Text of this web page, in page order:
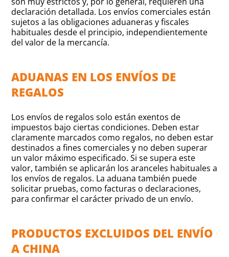
declaración detallada. Los envíos comerciales están
sujetos a las obligaciones aduaneras y fiscales
habituales desde el principio, independientemente
del valor de la mercancía.
ADUANAS EN LOS ENVÍOS DE
REGALOS
Los envíos de regalos solo están exentos de
impuestos bajo ciertas condiciones. Deben estar
claramente marcados como regalos, no deben estar
destinados a fines comerciales y no deben superar
un valor máximo especificado. Si se supera este
valor, también se aplicarán los aranceles habituales a
los envíos de regalos. La aduana también puede
solicitar pruebas, como facturas o declaraciones,
para confirmar el carácter privado de un envío.
PRODUCTOS EXCLUIDOS DEL ENVÍO
A CHINA